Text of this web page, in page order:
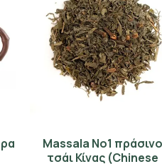
Massala No1 πράσινο
τσάι Κίνας (Chinese